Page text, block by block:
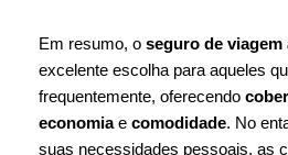
Em resumo, o seguro de viagem
excelente escolha para aqueles
frequentemente, oferecendo
economiae comodidade. No
suas necessidades pessoais, as